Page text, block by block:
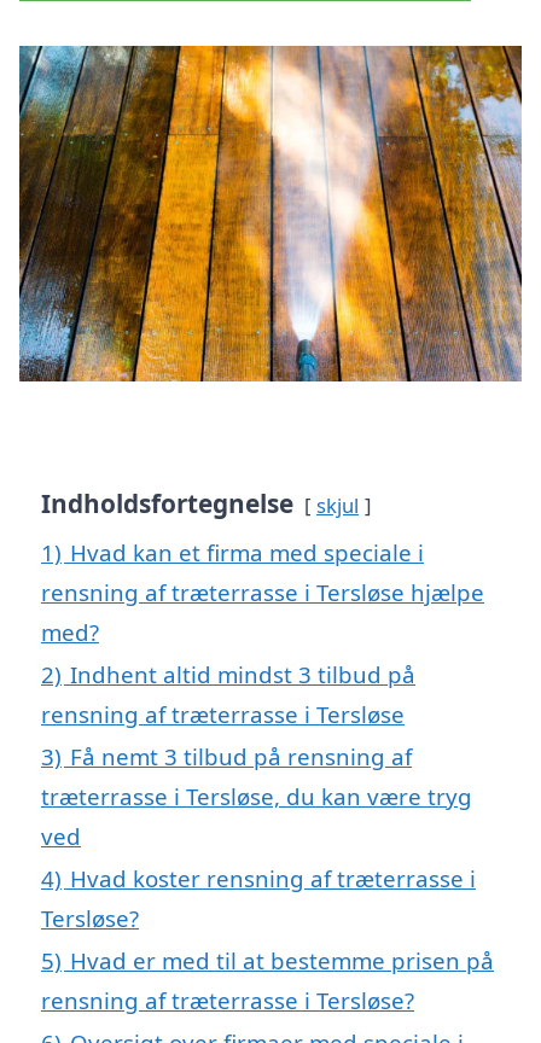
Indholdsfortegnelse skjul
1) Hvad kan et firma med speciale i
rensning af træterrasse i Tersløse hjælpe
med?
2) Indhent altid mindst 3 tilbud på
rensning af træterrasse i Tersløse
3) Få nemt 3 tilbud på rensning af
træterrasse i Tersløse, du kan være tryg
ved
4) Hvad koster rensning af træterrasse i
Tersløse?
5) Hvad er med til at bestemme prisen på
rensning af træterrasse i Tersløse?